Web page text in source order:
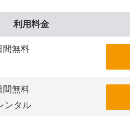
利用料金
間無料
間無料
ンタル